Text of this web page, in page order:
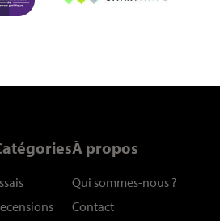
À propos
Qui sommes-nous ?
Contact